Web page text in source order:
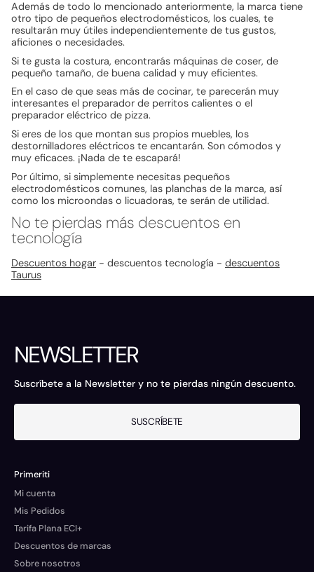
Además de todo lo mencionado anteriormente, la marca tiene
otro tipo de pequeños electrodomésticos, los cuales, te
resultarán muy útiles independientemente de tus gustos,
aficiones o necesidades.
Si te gusta la costura, encontrarás máquinas de coser, de
pequeño tamaño, de buena calidad y muy eficientes.
En el caso de que seas más de cocinar, te parecerán muy
interesantes el preparador de perritos calientes o el
preparador eléctrico de pizza.
Si eres de los que montan sus propios muebles, los
destornilladores eléctricos te encantarán. Son cómodos y
muy eficaces. ¡Nada de te escapará!
Por último, si simplemente necesitas pequeños
electrodomésticos comunes, las planchas de la marca, así
como los microondas o licuadoras, te serán de utilidad.
No te pierdas más descuentos en
tecnología
Descuentos hogar - descuentos tecnología - descuentos
Taurus
NEWSLETTER
Suscríbete a la Newsletter y no te pierdas ningún descuento.
SUSCRÍBETE
Primeriti
Mi cuenta
Mis Pedidos
Tarifa Plana ECI+
Descuentos de marcas
Sobre nosotros